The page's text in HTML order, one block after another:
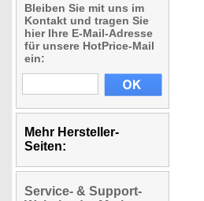
Bleiben Sie mit uns im
Kontakt und tragen Sie
hier Ihre E-Mail-Adresse
für unsere HotPrice-Mail
ein:
Mehr Hersteller-
Seiten:
Service- & Support-